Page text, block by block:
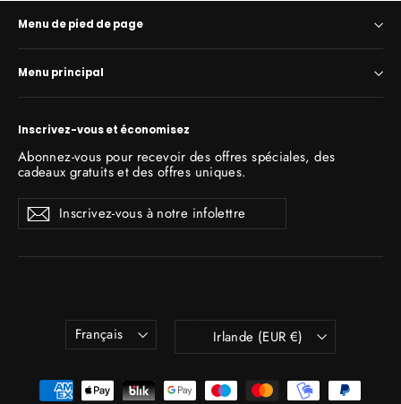
Menu de pied de page
Menu principal
Inscrivez-vous et économisez
Abonnez-vous pour recevoir des offres spéciales, des
cadeaux gratuits et des offres uniques.
Inscrivez-
vous
à
infolettre
S'inscrireS'inscrire
Langue
Français DeviseIrlande (EUR €)